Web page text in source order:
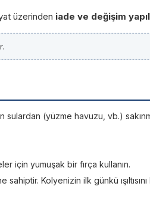
üzerinden iade ve değişim
(yüzme havuzu, vb.)
için yumuşak bir fırça kullanın.
Kolyenizin ilk günkü